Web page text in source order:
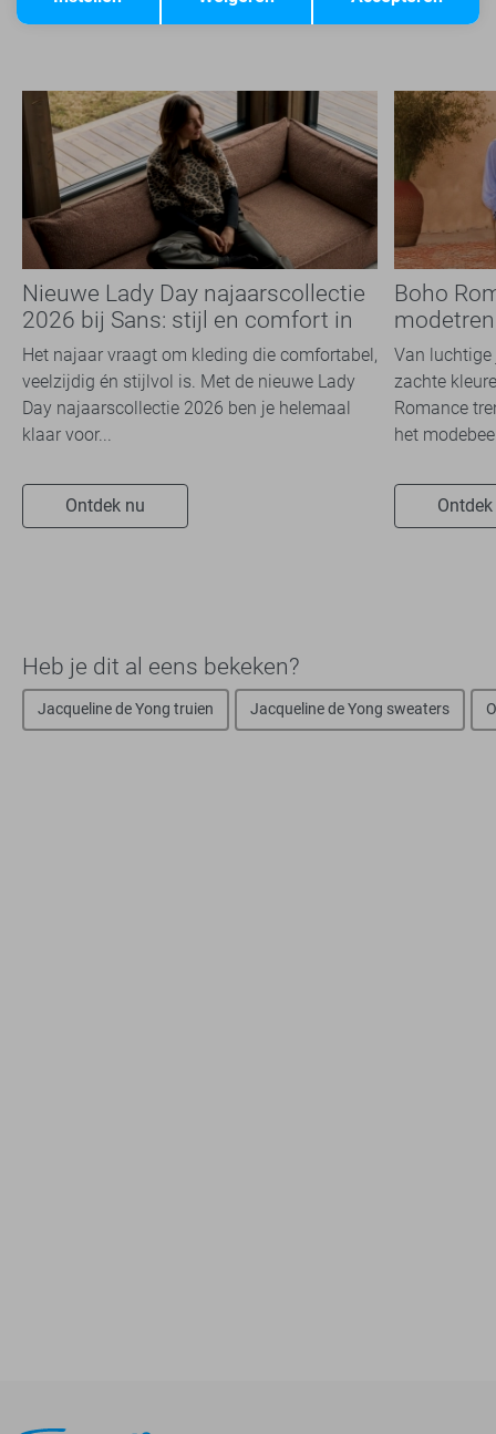
Nieuwe Lady Day najaarscollectie
2026 bij Sans: stijl en comfort in
travelkwaliteit
Het najaar vraagt om kleding die comfortabel,
veelzijdig én stijlvol is. Met de nieuwe Lady
Day najaarscollectie 2026 ben je helemaal
klaar voor...
Ontdek nu
Boho
overal
Van luchtige
zachte
Romance
het
Heb je dit al eens bekeken?
Jacqueline de Yong truien Jacqueline de Yong sweaters